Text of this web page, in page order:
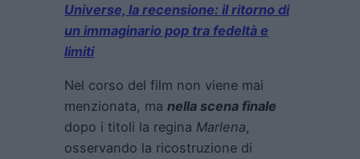
Universe, la recensione: il ritorno di
un immaginario pop tra fedeltà e
limiti
Nel corso del film non viene mai
menzionata, ma nella scena finale
dopo i titoli la regina Marlena,
osservando la ricostruzione di